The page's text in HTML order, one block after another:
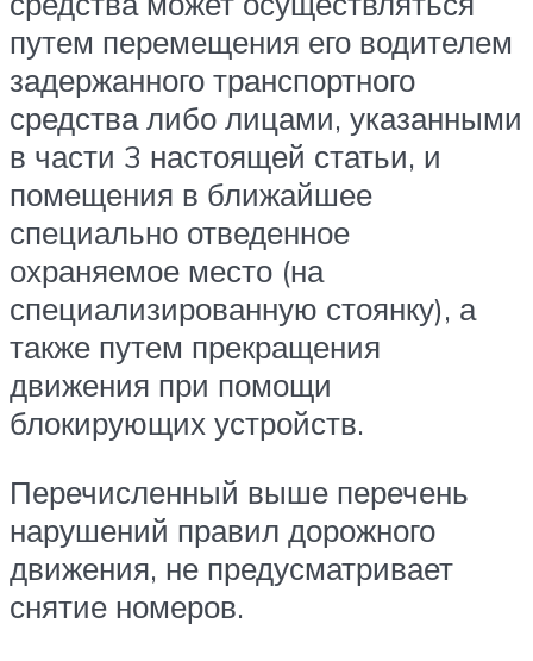
путем перемещения его водителем
задержанного транспортного
средства либо лицами, указанными
в части 3 настоящей статьи, и
помещения в ближайшее
специально отведенное
охраняемое место (на
специализированную стоянку), а
также путем прекращения
движения при помощи
блокирующих устройств.
Перечисленный выше перечень
нарушений правил дорожного
движения, не предусматривает
снятие номеров.